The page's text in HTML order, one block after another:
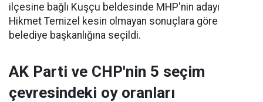
ilçesine bağlı Kuşçu beldesinde MHP'nin adayı
Hikmet Temizel kesin olmayan sonuçlara göre
belediye başkanlığına seçildi.
AK Parti ve CHP'nin 5 seçim
çevresindeki oy oranları